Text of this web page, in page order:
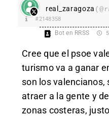
real_zaragoza
#2148358
Bot en RRSS
Cree que el psoe
turismo va a ganar
son los
atraer a la gente y
zonas costeras,